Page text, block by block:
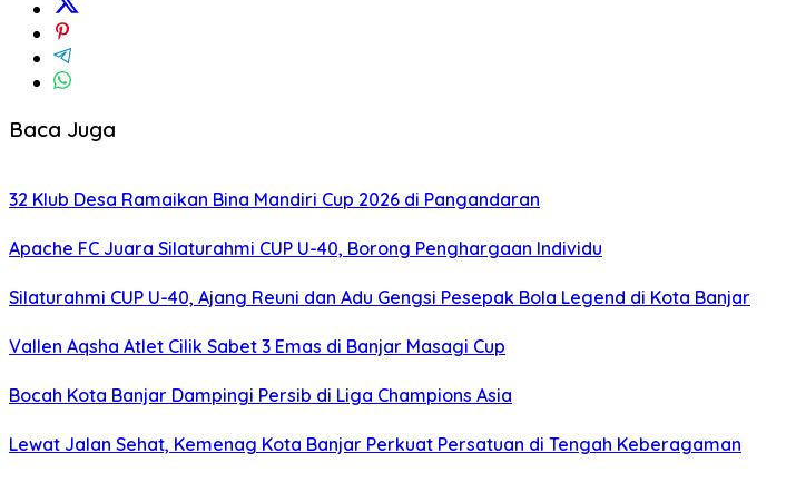
Baca Juga
32 Klub Desa Ramaikan Bina Mandiri Cup 2026 di Pangandaran
Apache FC Juara Silaturahmi CUP U-40, Borong Penghargaan Individu
Silaturahmi CUP U-40, Ajang Reuni dan Adu Gengsi Pesepak Bola Legend di Kota Banjar
Vallen Aqsha Atlet Cilik Sabet 3 Emas di Banjar Masagi Cup
Bocah Kota Banjar Dampingi Persib di Liga Champions Asia
Lewat Jalan Sehat, Kemenag Kota Banjar Perkuat Persatuan di Tengah Keberagaman